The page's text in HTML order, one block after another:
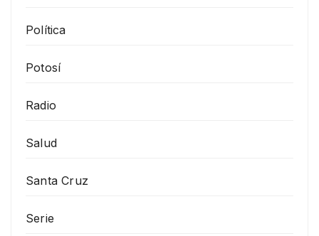
Política
Potosí
Radio
Salud
Santa Cruz
Serie